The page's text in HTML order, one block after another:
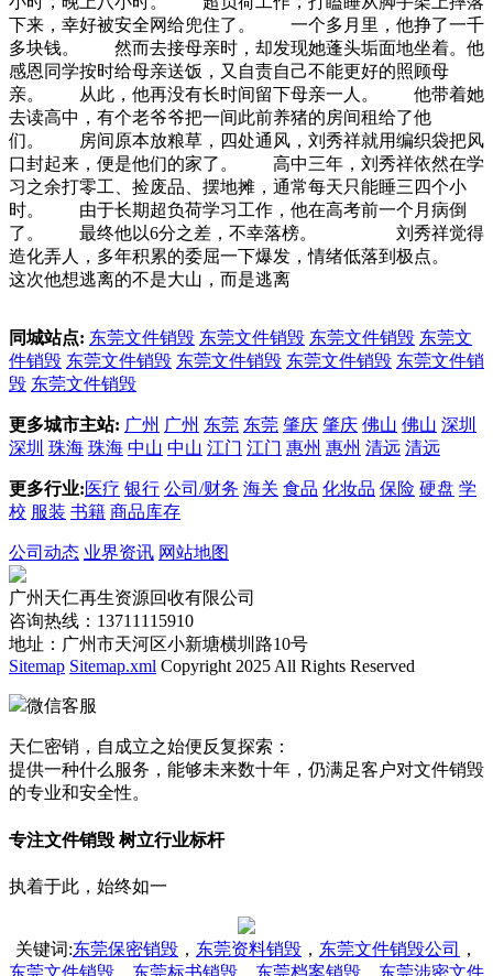
下来，幸好被安全网给兜住了。 一个多月里，他挣了一千
多块钱。 然而去接母亲时，却发现她蓬头垢面地坐着。他
感恩同学按时给母亲送饭，又自责自己不能更好的照顾母
亲。 从此，他再没有长时间留下母亲一人。 他带着她
去读高中，有个老爷爷把一间此前养猪的房间租给了他
们。 房间原本放粮草，四处通风，刘秀祥就用编织袋把风
口封起来，便是他们的家了。 高中三年，刘秀祥依然在学
习之余打零工、捡废品、摆地摊，通常每天只能睡三四个小
时。 由于长期超负荷学习工作，他在高考前一个月病倒
了。 最终他以6分之差，不幸落榜。 刘秀祥觉得
造化弄人，多年积累的委屈一下爆发，情绪低落到极点。
这次他想逃离的不是大山，而是逃离
同城站点: 东莞文件销毁 东莞文件销毁 东莞文件销毁 东莞文
件销毁 东莞文件销毁 东莞文件销毁 东莞文件销毁 东莞文件销
毁 东莞文件销毁
更多城市主站: 广州 广州 东莞 东莞 肇庆 肇庆 佛山 佛山 深圳
深圳 珠海 珠海 中山 中山 江门 江门 惠州 惠州 清远 清远
更多行业: 医疗 银行 公司/财务 海关 食品 化妆品 保险 硬盘 学
校 服装 书籍 商品库存
公司动态 业界资讯 网站地图
广州天仁再生资源回收有限公司
咨询热线：13711115910
地址：广州市天河区小新塘横圳路10号
Sitemap Sitemap.xml Copyright 2025 All Rights Reserved
微信客服
天仁密销，自成立之始便反复探索：
提供一种什么服务，能够未来数十年，仍满足客户对文件销毁
的专业和安全性。
专注文件销毁 树立行业标杆
执着于此，始终如一
关键词:东莞保密销毁 ， 东莞资料销毁 ， 东莞文件销毁公司
，
东莞文件销毁
东莞标书销毁 东莞档案销毁 东莞涉密文件